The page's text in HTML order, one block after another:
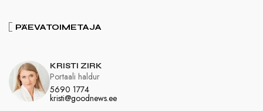
PÄEVATOIMETAJA
KRISTI ZIRK
5690 1774
kristi@goodnews.ee
Portaali haldur